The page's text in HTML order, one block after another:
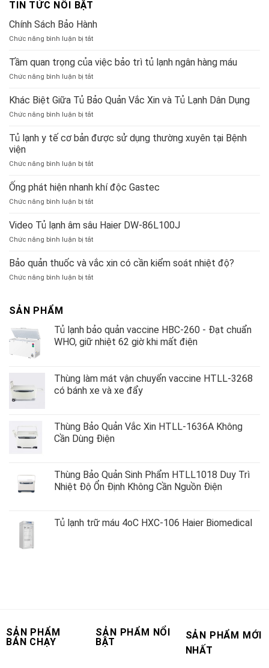
TIN TỨC NỔI BẬT
Chính Sách Bảo Hành
Chức năng bình luận bị tắtở
Sách
Bảo
Hành
Tầm quan trọng của việc bảo trì tủ lạnh ngân hàng máu
Chức năng bình luận bị tắtở
quan
của
bảo
lạnh
hàng
Khác Biệt Giữa Tủ Bảo Quản Vắc Xin và Tủ Lạnh Dân Dụng
Chức năng bình luận bị tắtở
Biệt
Giữa
Bảo
Vắc
và
Lạnh
Tủ lạnh y tế cơ bản được sử dụng thường xuyên tại Bệnh
viện
Chức năng bình luận bị tắtở
lạnh
tế
bản
thường
xuyên
Ống phát hiện nhanh khí độc Gastec
Chức năng bình luận bị tắtở
phát
nhanh
độc
Video Tủ lạnh âm sâu Haier DW-86L100J
Chức năng bình luận bị tắtở
Tủ
âm
Bảo quản thuốc và vắc xin có cần kiểm soát nhiệt độ?
Chức năng bình luận bị tắtở
vắc
xin
soát
nhiệt
SẢN PHẨM
Tủ lạnh bảo quản vaccine HBC-260 - Đạt chuẩn
WHO, giữ nhiệt 62 giờ khi mất điện
Thùng làm mát vận chuyển vaccine HTLL-3268
có bánh xe và xe đẩy
Thùng Bảo Quản Vắc Xin HTLL-1636A Không
Cần Dùng Điện
Thùng Bảo Quản Sinh Phẩm HTLL1018 Duy Trì
Nhiệt Độ Ổn Định Không Cần Nguồn Điện
Tủ lạnh trữ máu 4oC HXC-106 Haier Biomedical
SẢN PHẨM
BÁN CHẠY
SẢN PHẨM NỔI
BẬT
SẢN PHẨM MỚI
NHẤT